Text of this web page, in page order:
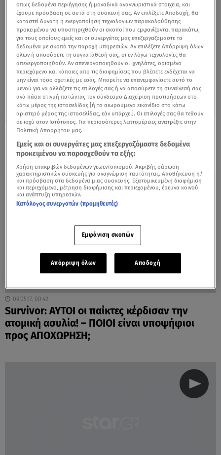
10.05.17, 23:36
Survivor: ΑΥΤΗ η ομάδα κέρδισε το έπαθλο
ΕΠΙΚΟΙΝΩΝΙΑΣ
09.05.17, 00:42
Survivor: ΑΥΤΟΙ οι παίκτες κέρδισαν την
ατομική ασυλία! – ΠΟΙΟΙ είναι υποψήφιοι
προς ΑΠΟΧΩΡΗΣΗ;
όπως δεδομένα περιήγησης ή μοναδικά αναγνωριστικά στοιχεία, και
έχουμε πρόσβαση σε αυτά στη συσκευή σας. Αν επιλέξετε Αποδοχή, θα
καταστεί δυνατή η ενεργοποίηση τεχνολογιών παρακολούθησης
προκειμένου να υποστηριχθούν οι σκοποί που εμφανίζονται παρακάτω,
για τους οποίους εμείς και οι συνεργάτες μας επεξεργαζόμαστε τα
δεδομένα με σκοπό την παροχή υπηρεσιών. Αν επιλέξετε Απόρριψη όλων
όλων ή αποσύρετε τη συγκατάθεσή σας, οι εν λόγω τεχνολογίες θα
απενεργοποιηθούν. Αν απενεργοποιηθούν οι ιχνηλάτες, ορισμένο
περιεχόμενο και κάποιες από τις διαφημίσεις που βλέπετε ενδέχεται να
μην είναι τόσο σχετικές με εσάς. Μπορείτε να επανεμφανίσετε αυτό το
μενού για να αλλάξετε τις επιλογές σας ή να αποσύρετε τη συναίνεσή σας
ανά πάσα στιγμή πατώντας τον σύνδεσμο Διαχείριση προτιμήσεων στο
κάτω μέρος της ιστοσελίδας [ή το αιωρούμενο εικονίδιο στο κάτω
αριστερό μέρος της ιστοσελίδας, εάν υπάρχει]. Οι επιλογές σας θα τεθούν
σε ισχύ στον Ιστότοπος. Για περισσότερες λεπτομέρειες ανατρέξτε στην
Πολιτική Απορρήτου μας.
Εμείς και οι συνεργάτες μας επεξεργαζόμαστε δεδομένα
προκειμένου να παρασχεθούν τα εξής:
Χρήση επακριβών δεδομένων γεωεντοπισμού. Ακριβής σάρωση
χαρακτηριστικών συσκευής για αναγνώριση ταυτότητας. Αποθήκευση ή/
και πρόσβαση στα δεδομένα μιας συσκευής. Εξατομικευμένη διαφήμιση
και περιεχόμενο, μέτρηση διαφήμισης και περιεχομένου, έρευνα κοινού
και ανάπτυξη υπηρεσιών.
Κατάλογος συνεργατών (προμηθευτές)
Εμφάνιση σκοπών
Απόρριψη όλων Αποδοχή